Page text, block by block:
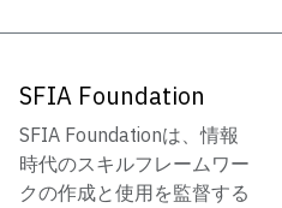
SFIA Foundation
SFIA Foundationは、情報
時代のスキルフレームワー
クの作成と使用を監督する